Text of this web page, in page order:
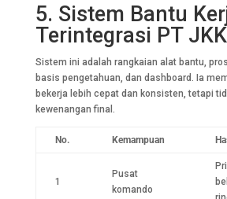
5. Sistem Bantu
Terintegrasi PT JKK
Sistem ini adalah rangkaian alat bantu,
basis pengetahuan, dan dashboard. Ia
bekerja lebih cepat dan konsisten, tetapi
kewenangan final.
No. Kemampuan
1
Pusat
komando